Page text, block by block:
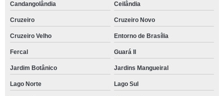
Candangolândia Ceilândia
Cruzeiro Cruzeiro Novo
Cruzeiro Velho Entorno de Brasília
Fercal Guará II
Jardim Botânico Jardins Mangueiral
Lago Norte Lago Sul